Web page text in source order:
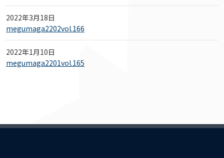
2022年3月18日
megumaga2202vol.166
2022年1月10日
megumaga2201vol.165